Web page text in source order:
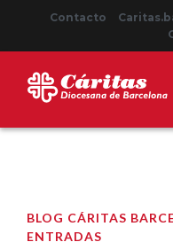
Contacto
BLOG CÁRITAS
ENTRADAS